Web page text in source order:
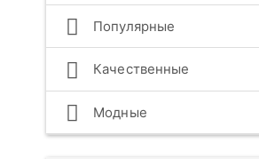
Популярные
Качественные
Модные